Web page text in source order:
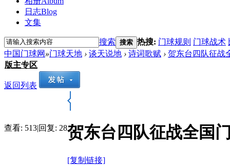
日志Blog
文集
搜索 搜索 热搜: 门球规则 门球战术
中国门球网 »门球天地 › 谈天说地 › 诗词歌赋 › 贺东台四队征战
版主专区
返回列表
查看: 513|回复: 28贺东台四队征战全国
[复制链接]